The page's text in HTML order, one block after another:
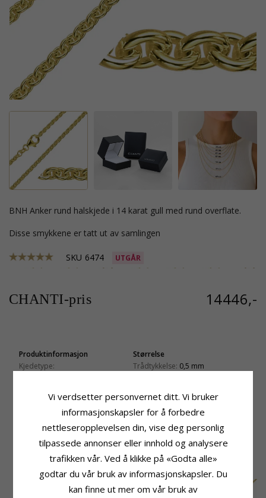
BNH Anker rund halskjede i 14 karat gull med rund overflate.
Disse smykkene er tatt ut av samlingen
SKU 6474 UTGÅR
CHANTI-pris 14446,-
Produktinformasjon
Kjedetype:
Overflate:Rund
Størrelse
Trådtykkelse: 0,5 mm
Vekt:5,4 G
Leveringstid:Ca. 5-10 Hverdager
BESLEKTEDE PRODUKTER
Vi verdsetter personvernet ditt. Vi bruker
informasjonskapsler for å forbedre
nettleseropplevelsen din, vise deg personlig
tilpassede annonser eller innhold og analysere
trafikken vår. Ved å klikke på «Godta alle»
godtar du vår bruk av informasjonskapsler. Du
kan finne ut mer om vår bruk av